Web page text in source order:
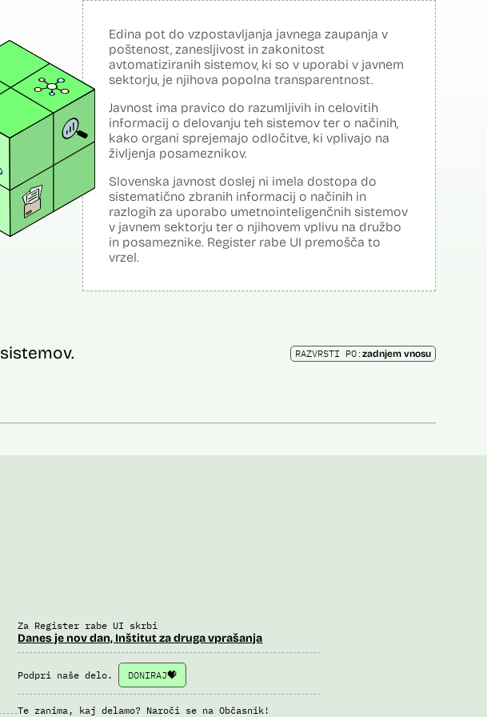
Edina pot do vzpostavljanja javnega zaupanja v
poštenost, zanesljivost in zakonitost
avtomatiziranih sistemov, ki so v uporabi v javnem
sektorju, je njihova popolna transparentnost.
Javnost ima pravico do razumljivih in celovitih
informacij o delovanju teh sistemov ter o načinih,
kako organi sprejemajo odločitve, ki vplivajo na
življenja posameznikov.
Slovenska javnost doslej ni imela dostopa do
sistematično zbranih informacij o načinih in
razlogih za uporabo umetnointeligenčnih sistemov
v javnem sektorju ter o njihovem vplivu na družbo
in posameznike. Register rabe UI premošča to
vrzel.
sistemov. RAZVRSTI PO:zadnjem vnosu
Za Register rabe UI skrbi
Danes je nov dan, Inštitut za druga vprašanja
Podpri naše delo. DONIRAJ
Te zanima, kaj delamo? Naroči se na Občasnik!